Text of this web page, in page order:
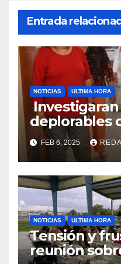
Entrada
NOTICIAS ULTIMA HORA
deplorables
facilidades
de la Salud
FEB 6, 2025
NOTICIAS ULTIMA HORA
Tensión y
reunión